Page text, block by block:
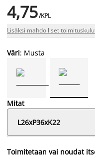
4,75/KPL
Lisäksi mahdolliset
Väri: Musta
Mitat
L26xP36xK22
Toimitetaan vai noudat